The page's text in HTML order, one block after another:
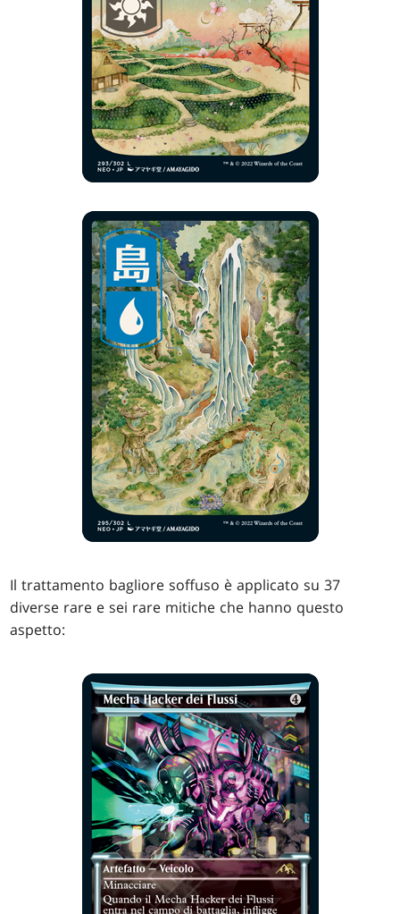
Il trattamento bagliore soffuso è applicato su 37
diverse rare e sei rare mitiche che hanno questo
aspetto: